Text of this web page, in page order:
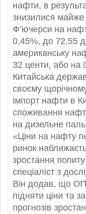
нафти, в
знизилися майже
Ф’ючерси на
0,45%, до 72,55
американську
32 центи, або на
Китайська
своєму
імпорт нафти в
споживання
на дизельне
«Ціни на нафту
ринок
зростання
спеціаліст з
Він додав, що
підняти ціни та
прогнозів